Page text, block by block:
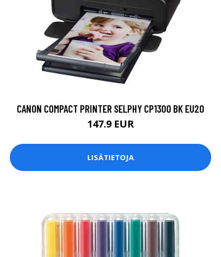
CANON COMPACT PRINTER SELPHY CP1300 BK EU20
147.9 EUR
LISÄTIETOJA